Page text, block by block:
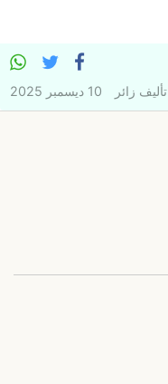
تأليف زائر 10 ديسمبر 2025